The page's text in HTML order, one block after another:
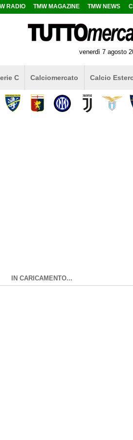
RADIO TMW MAGAZINE TMW NEWS
venerdì 7 agosto
C Calciomercato Calcio
IN CARICAMENTO...